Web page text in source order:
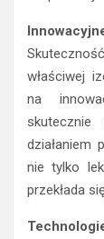
właściwej
na
działaniem
nie tylko
przekłada